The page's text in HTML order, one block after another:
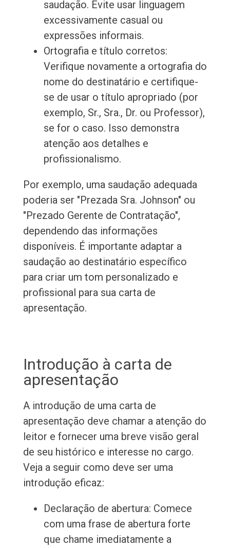
saudação. Evite usar linguagem
excessivamente casual ou
expressões informais.
Ortografia e título corretos:
Verifique novamente a ortografia do
nome do destinatário e certifique-
se de usar o título apropriado (por
exemplo, Sr., Sra., Dr. ou Professor),
se for o caso. Isso demonstra
atenção aos detalhes e
profissionalismo.
Por exemplo, uma saudação adequada
poderia ser "Prezada Sra. Johnson" ou
"Prezado Gerente de Contratação",
dependendo das informações
disponíveis. É importante adaptar a
saudação ao destinatário específico
para criar um tom personalizado e
profissional para sua carta de
apresentação.
Introdução à carta de
apresentação
A introdução de uma carta de
apresentação deve chamar a atenção do
leitor e fornecer uma breve visão geral
de seu histórico e interesse no cargo.
Veja a seguir como deve ser uma
introdução eficaz:
Declaração de abertura: Comece
com uma frase de abertura forte
que chame imediatamente a